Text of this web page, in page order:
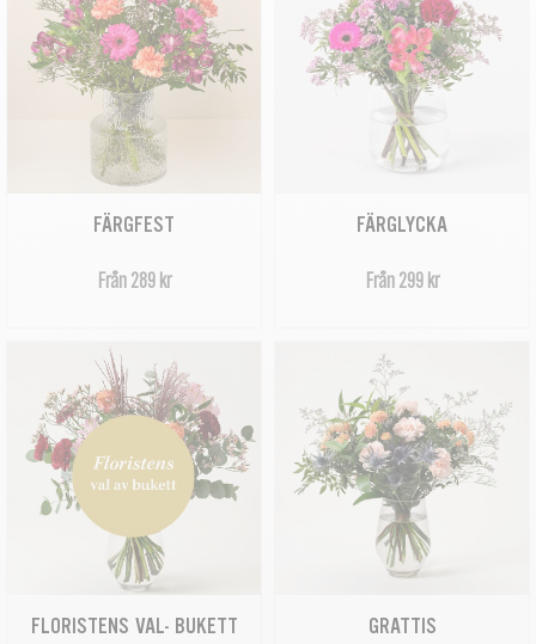
FÄRGFEST
Från 289 kr
FÄRGLYCKA
Från 299 kr
FLORISTENS VAL- BUKETT GRATTIS